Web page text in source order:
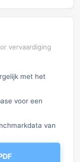
vervaardiging
met het
voor een
van